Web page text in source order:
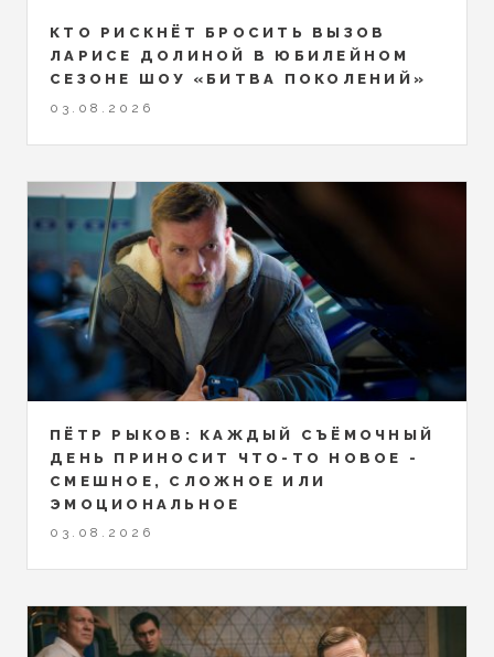
КТО РИСКНЁТ БРОСИТЬ ВЫЗОВ
ЛАРИСЕ ДОЛИНОЙ В ЮБИЛЕЙНОМ
СЕЗОНЕ ШОУ «БИТВА ПОКОЛЕНИЙ»
03.08.2026
ПЁТР РЫКОВ: КАЖДЫЙ СЪЁМОЧНЫЙ
ДЕНЬ ПРИНОСИТ ЧТО-ТО НОВОЕ -
СМЕШНОЕ, СЛОЖНОЕ ИЛИ
ЭМОЦИОНАЛЬНОЕ
03.08.2026